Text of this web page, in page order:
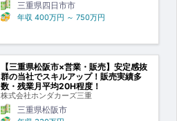
三重県四日市市
年収 400万円 ～ 750万円
【三重県松阪市×営業・販売】安定感抜
群の当社でスキルアップ！販売実績多
数・残業月平均20H程度！
株式会社ホンダカーズ三重
三重県松阪市